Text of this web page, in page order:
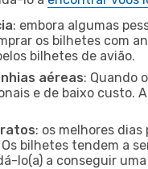
: embora algumas
os bilhetes com
bilhetes de avião.
aéreas: Quando
e de baixo custo.
: os melhores
bilhetes tendem a
lo(a) a conseguir